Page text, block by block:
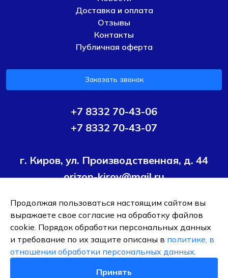
Доставка и оплата
Отзывы
Контакты
Публичная оферта
Заказать звонок
+7 8332 70-43-06
+7 8332 70-43-07
г. Киров, ул. Производственная, д. 44
orizon-kirov@mail.ru
Условия политики конфиденциальности
Согласие на
обработку персональных данных
ОБЩЕСТВО С ОГРАНИЧЕННОЙ ОТВЕТСТВЕННОСТЬЮ ТК
"ОРИЗОН-ПОДШИПНИК"
ИНН 4345495376
Продолжая пользоваться настоящим сайтом вы
выражаете свое согласие на обработку файлов
cookie. Порядок обработки персональных данных
и требование по их защите описаны в политике, в
отношении обработки персональных данных.
Принять